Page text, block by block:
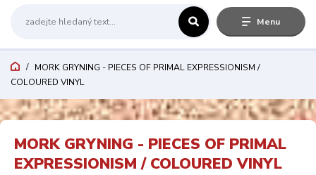
Menu
MORK GRYNING - PIECES OF PRIMAL EXPRESSIONISM /
COLOURED VINYL
MORK GRYNING - PIECES OF PRIMAL
EXPRESSIONISM / COLOURED VINYL